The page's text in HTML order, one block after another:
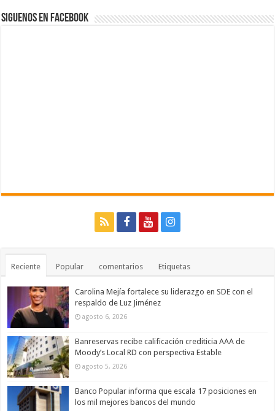
Siguenos en Facebook
Reciente Popular comentarios Etiquetas
Carolina Mejía fortalece su liderazgo en SDE con el
respaldo de Luz Jiménez
agosto 6, 2026
Banreservas recibe calificación crediticia AAA de
Moody’s Local RD con perspectiva Estable
agosto 5, 2026
Banco Popular informa que escala 17 posiciones en
los mil mejores bancos del mundo